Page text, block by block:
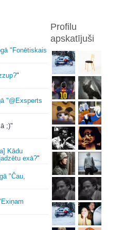
"Fonētiskais
"
"@Exsperts
;)"
Kādu
exā?"
"Čau,
Profilu
apskatījuši